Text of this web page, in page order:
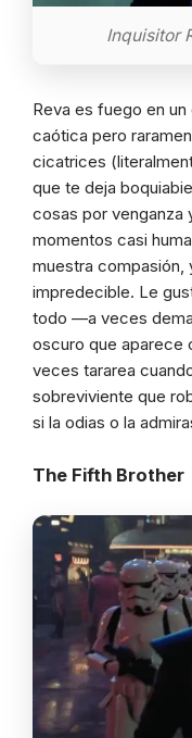
Inquisitor
Reva es fuego en
caótica pero
cicatrices
que te deja
cosas por venganza
momentos casi
muestra compasión,
impredecible. Le
todo —a veces
oscuro que aparece
veces tararea
sobreviviente que
si la odias o la
The Fifth Brother